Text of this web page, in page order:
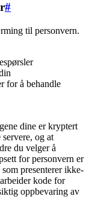
#
til personvern.
for å behandle
dine er kryptert
og at
du velger å
for personvern er
presenterer ikke-
kode for
oppbevaring av